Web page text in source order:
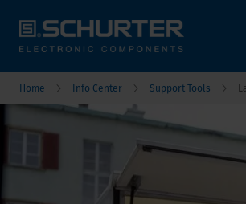
Home Info Center Support Tools